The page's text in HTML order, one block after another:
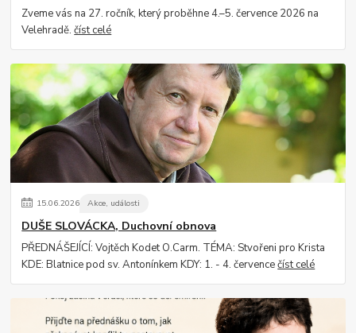
Zveme vás na 27. ročník, který proběhne 4.–5. července 2026 na
Velehradě.číst celé
15.06.2026 Akce, události
DUŠE SLOVÁCKA, Duchovní obnova
PŘEDNÁŠEJÍCÍ: Vojtěch Kodet O.Carm. TÉMA: Stvořeni pro Krista
KDE: Blatnice pod sv. Antonínkem KDY: 1. - 4. červencečíst celé